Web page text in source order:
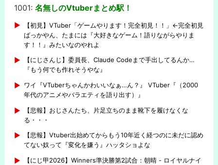
1001: 名無しのVtuberまとめ駅！
【初見】VTuber「ゲームやります！完全初見！！」←完全初見
ばっかやん、たまには『大好きなゲーム！語りながらやりま
す！！』みたいなのやれよ
【にじさんじ】委員長、Claude Codeまで手出してるんか…
『もう何でも作れそうやな』
ワイ『VTuberちゃんかわいいなぁ…ん？』 VTuber『（2000
年代のアニメやバラエティを語り出す）』
【悲報】おじさんたち、片足立ちのまま靴下を履けなくな
る・・・
【悲報】Vtuber出始めてからもう10年近く経つのに未だに認め
てない奴って『変化を嫌う』ハッタショよな
【にじ甲2026】Winners準決勝第2試合：朝晴 - ロイヤルナイ